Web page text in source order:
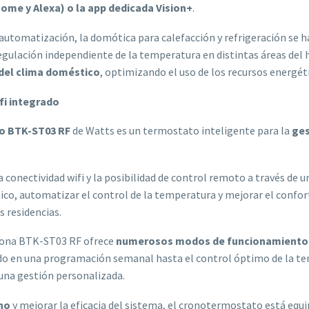
y Alexa) o la app dedicada Vision+.
la domótica para calefacción y refrigeración se
independiente de la temperatura en distintas áreas
clima doméstico, optimizando el uso de los recursos
integrado
ST03 RFde Watts es un termostato inteligente para la
wifi y la posibilidad de control remoto a través de
automatizar el control de la temperatura y mejorar el
residencias.
BTK-ST03 RF ofrece numerosos modos de funcionamiento
en una programación semanal hasta el control óptimo de la
gestión personalizada.
y mejorar la eficacia del sistema, el cronotermostato está